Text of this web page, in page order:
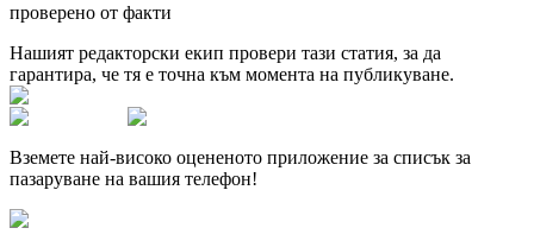
проверено от факти
Нашият редакторски екип провери тази статия, за да
гарантира, че тя е точна към момента на публикуване.
Вземете най-високо оцененото приложение за списък за
пазаруване на вашия телефон!